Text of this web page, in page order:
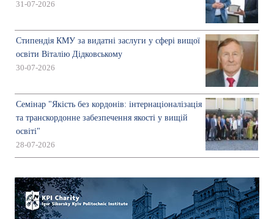
31-07-2026
Стипендія КМУ за видатні заслуги у сфері вищої
освіти Віталію Дідковському
30-07-2026
Семінар "Якість без кордонів: інтернаціоналізація
та транскордонне забезпечення якості у вищій
освіті"
28-07-2026